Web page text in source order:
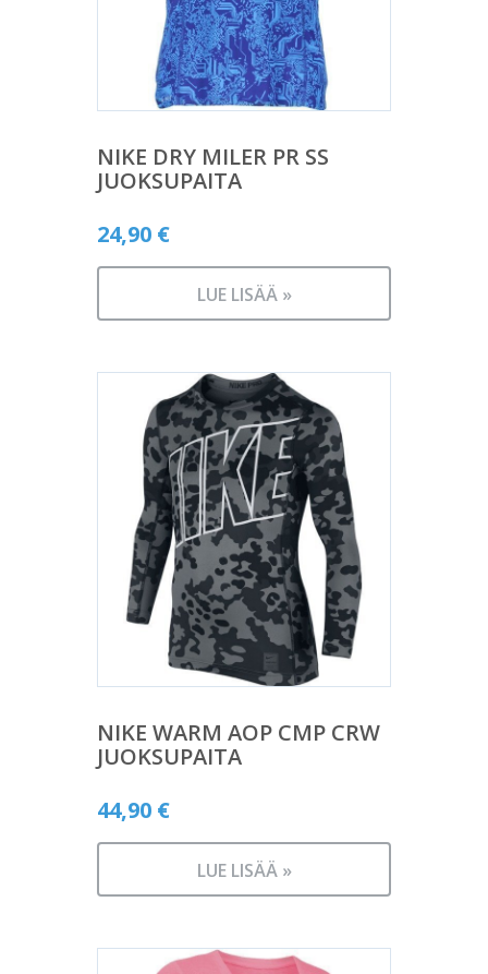
NIKE DRY MILER PR SS
JUOKSUPAITA
24,90 €
LUE LISÄÄ »
NIKE WARM AOP CMP CRW
JUOKSUPAITA
44,90 €
LUE LISÄÄ »